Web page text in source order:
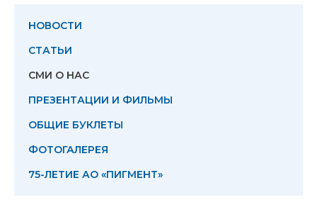
НОВОСТИ
СТАТЬИ
СМИ О НАС
ПРЕЗЕНТАЦИИ И ФИЛЬМЫ
ОБЩИЕ БУКЛЕТЫ
ФОТОГАЛЕРЕЯ
75-ЛЕТИЕ АО «ПИГМЕНТ»